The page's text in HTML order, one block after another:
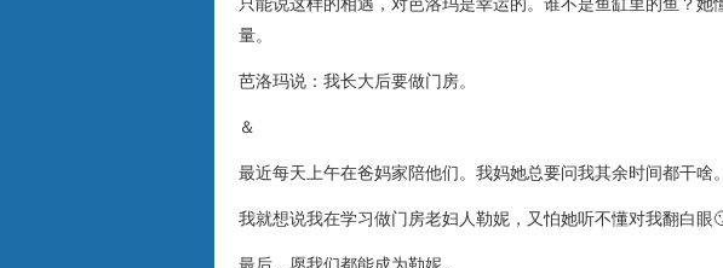
量。
芭洛玛说：我长大后要做门房。
＆
最近每天上午在爸妈家陪他们。我妈她总要问我其余时间都干啥。
我就想说我在学习做门房老妇人勒妮，又怕她听不懂对我翻白眼